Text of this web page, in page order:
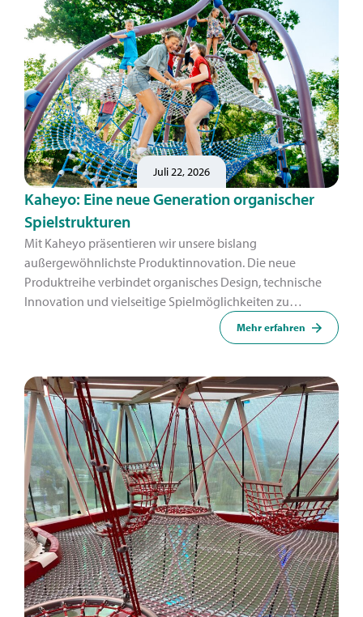
Juli 22, 2026
Kaheyo: Eine neue Generation organischer
Spielstrukturen
Mit Kaheyo präsentieren wir unsere bislang
außergewöhnlichste Produktinnovation. Die neue
Produktreihe verbindet organisches Design, technische
Innovation und vielseitige Spielmöglichkeiten zu
Spielstrukturen, die wirken, als seien sie zwischen Boden
Mehr erfahren